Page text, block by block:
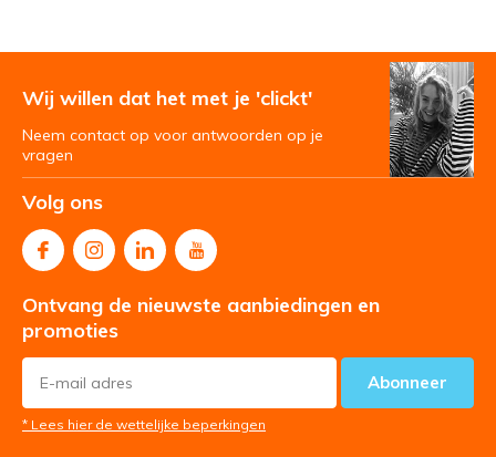
Wij willen dat het met je 'clickt'
Neem contact op voor antwoorden op je
vragen
Volg ons
Ontvang de nieuwste aanbiedingen en
promoties
Abonneer
* Lees hier de wettelijke beperkingen